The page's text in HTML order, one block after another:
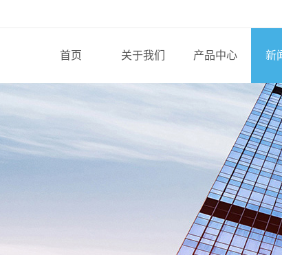
首页 关于我们 产品中心 新